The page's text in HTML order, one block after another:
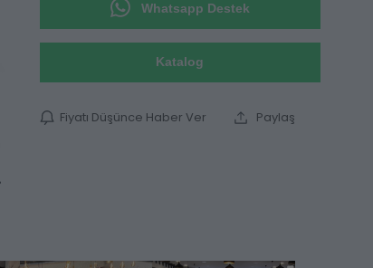
Whatsapp Destek
Katalog
Fiyatı Düşünce Haber Ver Paylaş